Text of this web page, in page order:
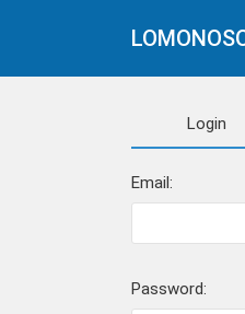
Login
Email:
Password: